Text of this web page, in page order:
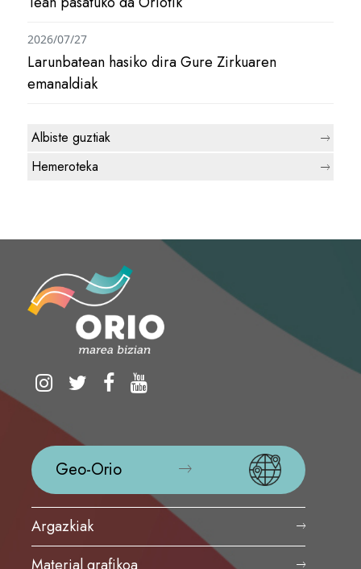
Larunbatean hasiko dira Gure Zirkuaren
emanaldiak
2026/07/27
Albiste guztiak
Hemeroteka
Geo-Orio
Argazkiak